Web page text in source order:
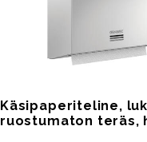
Käsipaperiteline,
ruostumaton teräs,